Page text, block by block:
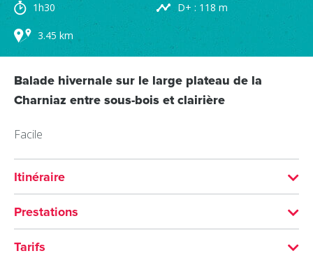
1h30 D+ : 118 m
3.45 km
Balade hivernale sur le large plateau de la
Charniaz entre sous-bois et clairière
Facile
Itinéraire
Distance : 3.45 km
Durée : 1h30
Prestations
Tarifs